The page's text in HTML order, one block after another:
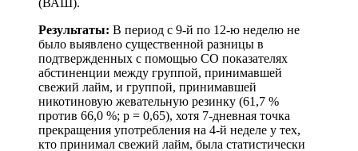
(ВАШ).
Результаты: В период с 9-й по 12-ю неделю не
было выявлено существенной разницы в
подтвержденных с помощью CO показателях
абстиненции между группой, принимавшей
свежий лайм, и группой, принимавшей
никотиновую жевательную резинку (61,7 %
против 66,0 %; p = 0,65), хотя 7-дневная точка
прекращения употребления на 4-й неделе у тех,
кто принимал свежий лайм, была статистически